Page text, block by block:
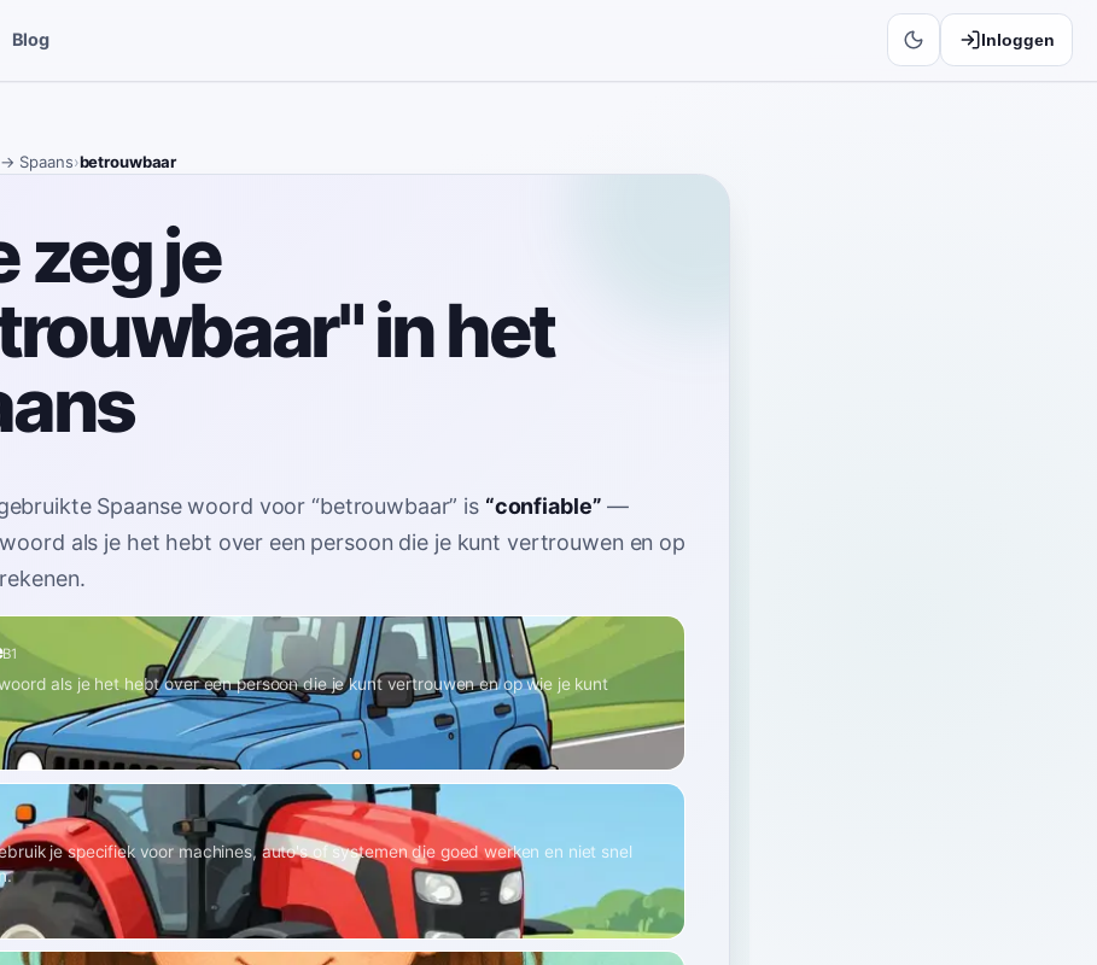
Blog Inloggen
→ Spaans›betrouwbaar
zeg je
in het
Spaanse woord voor “betrouwbaar” is “confiable” —
als je het hebt over een persoon die je kunt vertrouwen en op
.
B1
als je het hebt over een persoon die je kunt vertrouwen en op wie je kunt
je specifiek voor machines, auto's of systemen die goed werken en niet snel